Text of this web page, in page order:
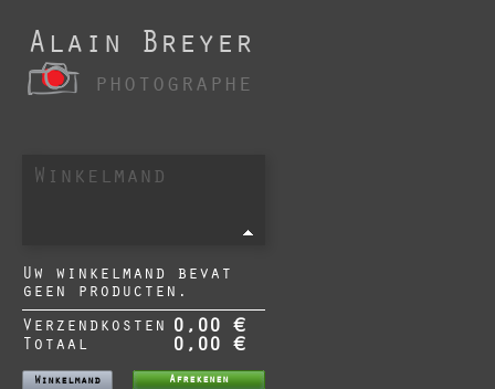
Alain Breyer
photographe
Winkelmand
Uw winkelmand bevat
geen producten.
Verzendkosten 0,00 €
Totaal 0,00 €
Winkelmand Afrekenen